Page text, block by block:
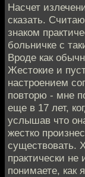
Насчет
сказать.
знаком
больничке с
Вроде как
Жестокие и
настроением
повторю - мне
еще в 17 лет,
услышав что
жестко
существовать.
практически
понимаете, как